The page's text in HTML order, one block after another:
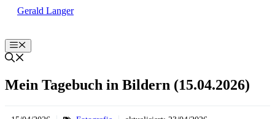
Gerald Langer
Menü
Mein Tagebuch in Bildern (15.04.2026)